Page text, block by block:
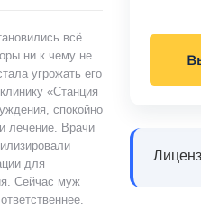
всё
ни к чему не
угрожать его
«Станция
спокойно
лечение. Врачи
для
Сейчас муж
Я сам
«Станция
выслушал,
прошло
лечения я